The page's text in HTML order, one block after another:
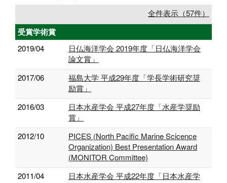
全件表示（57件）
受賞学術賞
2019/04
日仏海洋学会 2019年度「日仏海洋学会
論文賞」
2017/06
福島大学 平成29年度「学長学術研究奨
励賞」
2016/03
日本水産学会 平成27年度「水産学奨励
賞」
2012/10
PICES (North Pacific Marine Scicence
Organization) Best Presentation Award
(MONITOR Committee)
2011/04
日本水産学会 平成22年度「日本水産学